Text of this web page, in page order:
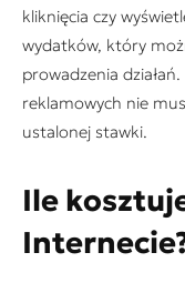
kliknięcia czy
wydatków, który
prowadzenia
reklamowych nie
ustalonej stawki.
Ile